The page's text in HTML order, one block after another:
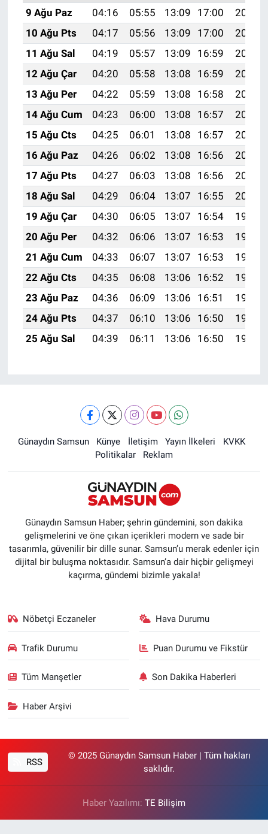
9 Ağu Paz
04:16 05:55 13:09 17:00
20:13
10 Ağu Pts
04:17 05:56 13:09 17:00
20:11
11 Ağu Sal
04:19 05:57 13:09 16:59
20:10
12 Ağu Çar
04:20 05:58 13:08 16:59
20:09
13 Ağu Per
04:22 05:59 13:08 16:58
20:07
14 Ağu Cum
04:23 06:00 13:08 16:57
20:06
15 Ağu Cts
04:25 06:01 13:08 16:57
20:05
16 Ağu Paz
04:26 06:02 13:08 16:56
20:03
17 Ağu Pts
04:27 06:03 13:08 16:56
20:02
18 Ağu Sal
04:29 06:04 13:07 16:55
20:00
19 Ağu Çar
04:30 06:05 13:07 16:54
19:59
20 Ağu Per
04:32 06:06 13:07 16:53
19:58
21 Ağu Cum
04:33 06:07 13:07 16:53
19:56
22 Ağu Cts
04:35 06:08 13:06 16:52
19:55
23 Ağu Paz
04:36 06:09 13:06 16:51
19:53
24 Ağu Pts
04:37 06:10 13:06 16:50
19:52
25 Ağu Sal
04:39 06:11 13:06 16:50 19:50
Günaydın Samsun Künye İletişim Yayın İlkeleri
KVKK
Politikalar
Reklam
Günaydın Samsun Haber; şehrin gündemini, son dakika
gelişmelerini ve öne çıkan içerikleri modern ve sade bir
tasarımla, güvenilir bir dille sunar. Samsun’u merak edenler için
dijital bir buluşma noktasıdır. Samsun’a dair hiçbir gelişmeyi
kaçırma, gündemi bizimle yakala!
Nöbetçi Eczaneler Hava Durumu
Trafik Durumu Puan Durumu ve Fikstür
Tüm Manşetler Son Dakika Haberleri
Haber Arşivi
RSS
© 2025 Günaydın Samsun Haber | Tüm hakları
saklıdır.
Haber Yazılımı: TE Bilişim